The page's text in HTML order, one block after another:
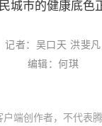
城市的健康底色
记者：吴口天 洪斐凡
编辑：何琪
户端创作者，不代表